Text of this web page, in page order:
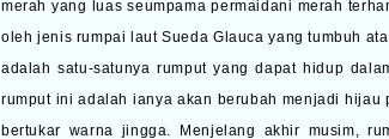
merah yang luas seumpama permaidani merah
oleh jenis rumpai laut Sueda Glauca yang tumbuh
adalah satu-satunya rumput yang dapat hidup
rumput ini adalah ianya akan berubah menjadi
bertukar warna jingga. Menjelang akhir musim,